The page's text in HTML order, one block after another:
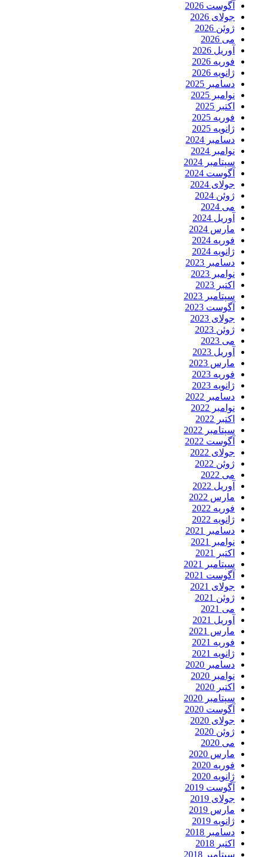
آگوست 2026
جولای 2026
ژوئن 2026
می 2026
آوریل 2026
فوریه 2026
ژانویه 2026
دسامبر 2025
نوامبر 2025
اکتبر 2025
فوریه 2025
ژانویه 2025
دسامبر 2024
نوامبر 2024
سپتامبر 2024
آگوست 2024
جولای 2024
ژوئن 2024
می 2024
آوریل 2024
مارس 2024
فوریه 2024
ژانویه 2024
دسامبر 2023
نوامبر 2023
اکتبر 2023
سپتامبر 2023
آگوست 2023
جولای 2023
ژوئن 2023
می 2023
آوریل 2023
مارس 2023
فوریه 2023
ژانویه 2023
دسامبر 2022
نوامبر 2022
اکتبر 2022
سپتامبر 2022
آگوست 2022
جولای 2022
ژوئن 2022
می 2022
آوریل 2022
مارس 2022
فوریه 2022
ژانویه 2022
دسامبر 2021
نوامبر 2021
اکتبر 2021
سپتامبر 2021
آگوست 2021
جولای 2021
ژوئن 2021
می 2021
آوریل 2021
مارس 2021
فوریه 2021
ژانویه 2021
دسامبر 2020
نوامبر 2020
اکتبر 2020
سپتامبر 2020
آگوست 2020
جولای 2020
ژوئن 2020
می 2020
مارس 2020
فوریه 2020
ژانویه 2020
آگوست 2019
جولای 2019
مارس 2019
ژانویه 2019
دسامبر 2018
اکتبر 2018
سپتامبر 2018